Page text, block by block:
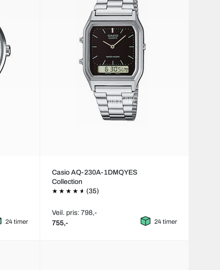
24 timer
Casio AQ-230A-1DMQYES
Collection
(35)
Veil. pris: 798,-
755,- 24 timer